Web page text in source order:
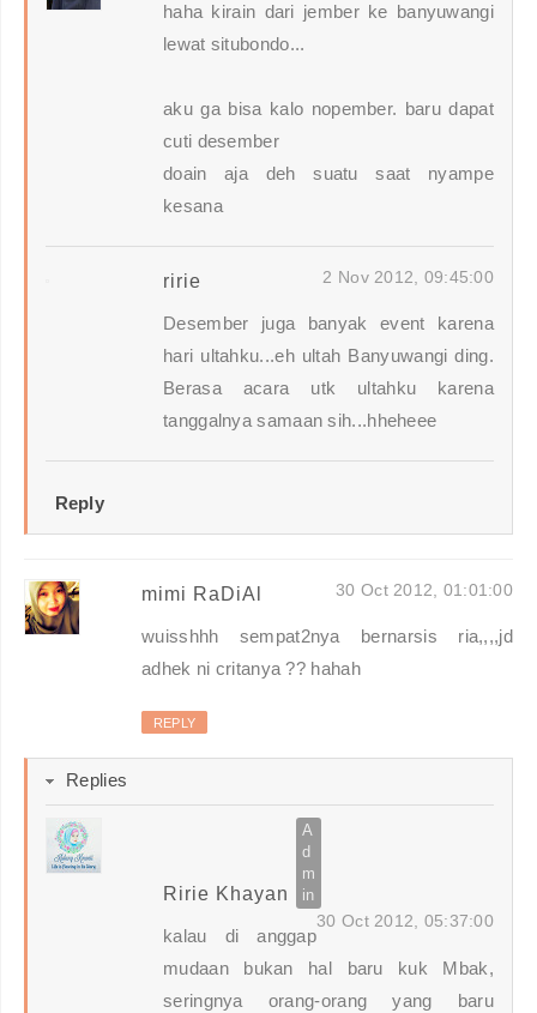
haha kirain dari jember ke banyuwangi
lewat situbondo...
aku ga bisa kalo nopember. baru dapat
cuti desember
doain aja deh suatu saat nyampe
kesana
ririe 2 Nov 2012, 09:45:00
Desember juga banyak event karena
hari ultahku...eh ultah Banyuwangi ding.
Berasa acara utk ultahku karena
tanggalnya samaan sih...hheheee
Reply
mimi RaDiAl 30 Oct 2012, 01:01:00
wuisshhh sempat2nya bernarsis ria,,,,jd
adhek ni critanya ?? hahah
REPLY
Replies
Ririe Khayan
30 Oct 2012, 05:37:00
kalau di anggap
mudaan bukan hal baru kuk Mbak,
seringnya orang-orang yang baru